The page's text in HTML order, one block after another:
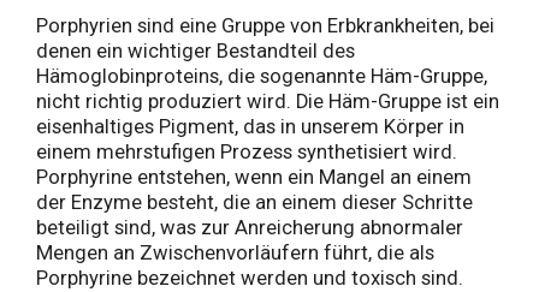
Porphyrien sind eine Gruppe von Erbkrankheiten, bei
denen ein wichtiger Bestandteil des
Hämoglobinproteins, die sogenannte Häm-Gruppe,
nicht richtig produziert wird. Die Häm-Gruppe ist ein
eisenhaltiges Pigment, das in unserem Körper in
einem mehrstufigen Prozess synthetisiert wird.
Porphyrine entstehen, wenn ein Mangel an einem
der Enzyme besteht, die an einem dieser Schritte
beteiligt sind, was zur Anreicherung abnormaler
Mengen an Zwischenvorläufern führt, die als
Porphyrine bezeichnet werden und toxisch sind.